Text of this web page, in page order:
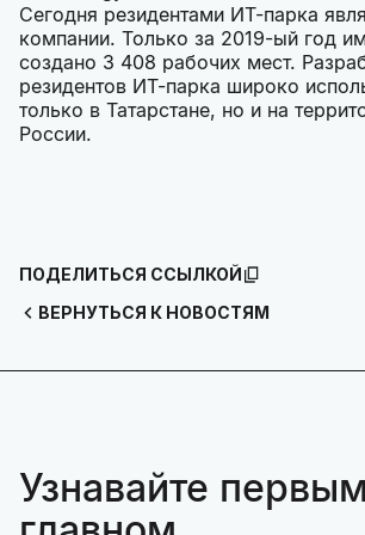
Сегодня резидентами ИТ-парка
компании. Только за 2019-ый год
создано 3 408 рабочих мест.
резидентов ИТ-парка широко
только в Татарстане, но и на
России.
ВЕРНУТЬСЯ К НОВОСТЯМ
ПОДЕЛИТЬСЯ ССЫЛКОЙ
Узнавайте